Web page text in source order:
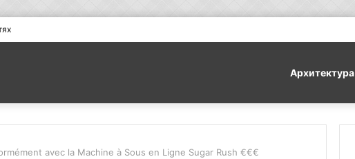
Архитектура
avec la Machine à Sous en Ligne Sugar Rush €€€